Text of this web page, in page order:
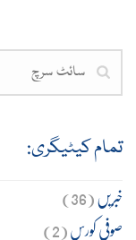
تمام کیٹیگری:
خبریں(36)
صوفی کورس(2)